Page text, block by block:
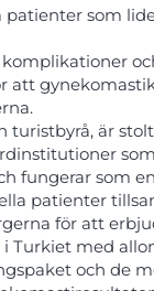
som
att
turistbyrå, är
fungerar som
patienter
för att
Turkiet med
och de